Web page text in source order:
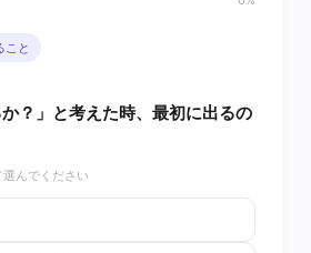
こと
？」と考えた時、最初に出るの
んでください